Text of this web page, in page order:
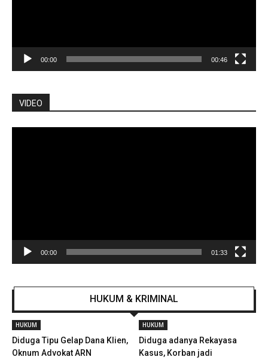
00:00 00:46
VIDEO
00:00 01:33
HUKUM & KRIMINAL
HUKUM
Diduga Tipu Gelap Dana Klien,
Oknum Advokat ARN
HUKUM
Diduga adanya Rekayasa
Kasus, Korban jadi